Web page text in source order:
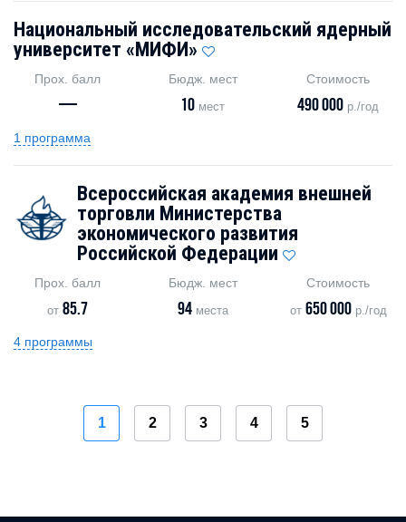
Национальный исследовательский ядерный
университет «МИФИ»
Прох. балл
—
Бюдж. мест
10 мест
Стоимость
490 000 р./год
1 программа
Всероссийская академия внешней
торговли Министерства
экономического развития
Российской Федерации
Прох. балл
от85.7
Бюдж. мест
94места
Стоимость
от 650 000р./год
4 программы
1 2 3 4 5